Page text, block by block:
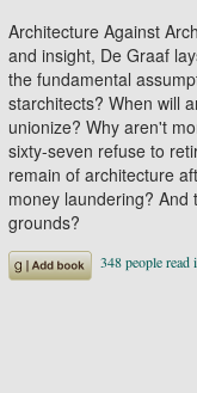
Architecture Against
and insight, De Graaf
the fundamental
starchitects? When will
unionize? Why aren't
sixty-seven refuse to
remain of architecture
money laundering?
grounds?